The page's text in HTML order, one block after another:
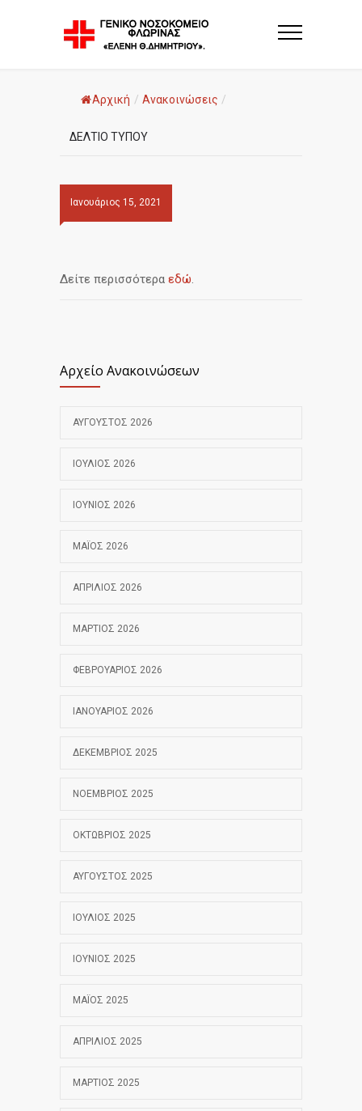
Αρχική / Ανακοινώσεις /
ΔΕΛΤΙΟ ΤΥΠΟΥ
Ιανουάριος 15, 2021
Δείτε περισσότερα εδώ.
Αρχείο Ανακοινώσεων
ΑΎΓΟΥΣΤΟΣ 2026
ΙΟΎΛΙΟΣ 2026
ΙΟΎΝΙΟΣ 2026
ΜΆΙΟΣ 2026
ΑΠΡΊΛΙΟΣ 2026
ΜΆΡΤΙΟΣ 2026
ΦΕΒΡΟΥΆΡΙΟΣ 2026
ΙΑΝΟΥΆΡΙΟΣ 2026
ΔΕΚΈΜΒΡΙΟΣ 2025
ΝΟΈΜΒΡΙΟΣ 2025
ΟΚΤΏΒΡΙΟΣ 2025
ΑΎΓΟΥΣΤΟΣ 2025
ΙΟΎΛΙΟΣ 2025
ΙΟΎΝΙΟΣ 2025
ΜΆΙΟΣ 2025
ΑΠΡΊΛΙΟΣ 2025
ΜΆΡΤΙΟΣ 2025